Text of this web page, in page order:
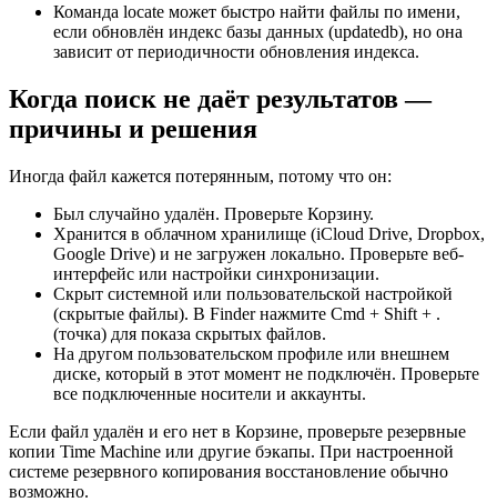
Команда locate может быстро найти файлы по имени,
если обновлён индекс базы данных (updatedb), но она
зависит от периодичности обновления индекса.
Когда поиск не даёт результатов —
причины и решения
Иногда файл кажется потерянным, потому что он:
Был случайно удалён. Проверьте Корзину.
Хранится в облачном хранилище (iCloud Drive, Dropbox,
Google Drive) и не загружен локально. Проверьте веб-
интерфейс или настройки синхронизации.
Скрыт системной или пользовательской настройкой
(скрытые файлы). В Finder нажмите Cmd + Shift + .
(точка) для показа скрытых файлов.
На другом пользовательском профиле или внешнем
диске, который в этот момент не подключён. Проверьте
все подключенные носители и аккаунты.
Если файл удалён и его нет в Корзине, проверьте резервные
копии Time Machine или другие бэкапы. При настроенной
системе резервного копирования восстановление обычно
возможно.